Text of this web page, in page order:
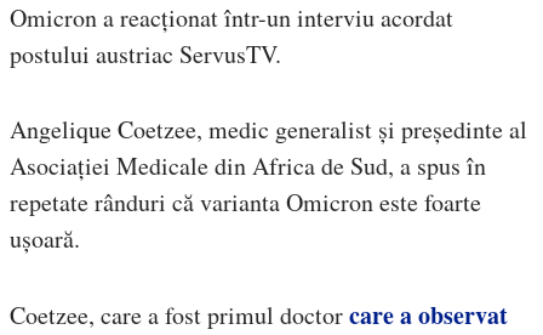
Omicron a reacționat într-un interviu acordat
postului austriac ServusTV.
Angelique Coetzee, medic generalist și președinte al
Asociației Medicale din Africa de Sud, a spus în
repetate rânduri că varianta Omicron este foarte
ușoară.
Coetzee, care a fost primul doctorcare a observat